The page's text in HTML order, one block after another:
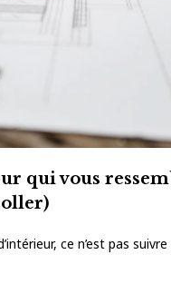
qui vous
ce n’est pas